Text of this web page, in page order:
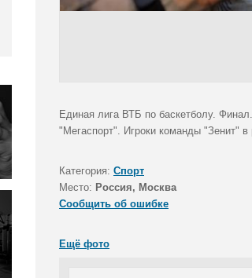
Единая лига ВТБ по баскетболу.
"Мегаспорт". Игроки команды "Зенит"
Категория: Спорт
Место: Россия, Москва
Сообщить об ошибке
Ещё фото